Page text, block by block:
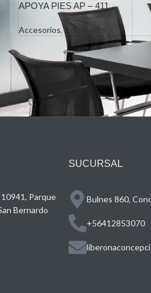
APOYA PIES AP – 411
Accesorios,Apoya pies
Parque
Bernardo
SUCURSAL
Bulnes 860,
+56412853070